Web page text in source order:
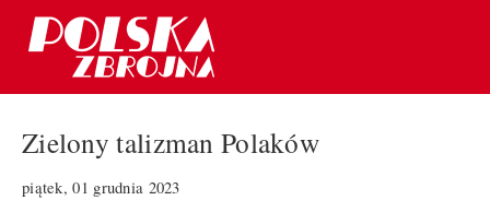
Zielony talizman Polaków
piątek, 01 grudnia 2023